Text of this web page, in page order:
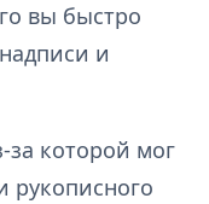
вы быстро
и
за которой мог
рукописного